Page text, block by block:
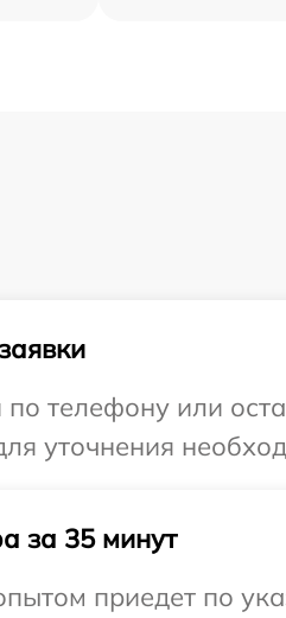
телефону или
уточнения
за 35 минут
приедет по